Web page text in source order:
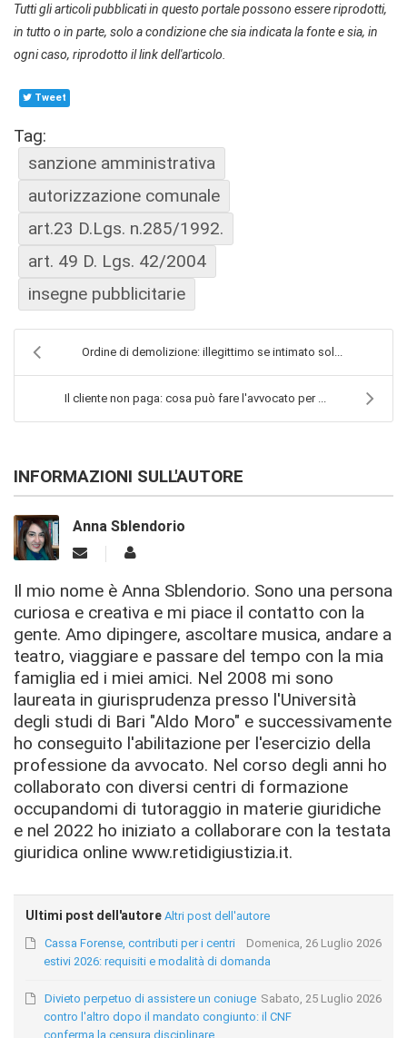
Tutti gli articoli pubblicati in questo portale possono essere riprodotti,
in tutto o in parte, solo a condizione che sia indicata la fonte e sia, in
ogni caso, riprodotto il link dell'articolo.
Tweet
Tag:
sanzione amministrativa
autorizzazione comunale
art.23 D.Lgs. n.285/1992.
art. 49 D. Lgs. 42/2004
insegne pubblicitarie
Ordine di demolizione: illegittimo se intimato sol...
Il cliente non paga: cosa può fare l'avvocato per ...
INFORMAZIONI SULL'AUTORE
Anna Sblendorio
Il mio nome è Anna Sblendorio. Sono una persona
curiosa e creativa e mi piace il contatto con la
gente. Amo dipingere, ascoltare musica, andare a
teatro, viaggiare e passare del tempo con la mia
famiglia ed i miei amici. Nel 2008 mi sono
laureata in giurisprudenza presso l'Università
degli studi di Bari "Aldo Moro" e successivamente
ho conseguito l'abilitazione per l'esercizio della
professione da avvocato. Nel corso degli anni ho
collaborato con diversi centri di formazione
occupandomi di tutoraggio in materie giuridiche
e nel 2022 ho iniziato a collaborare con la testata
giuridica online www.retidigiustizia.it.
Ultimi post dell'autore Altri post dell'autore
Domenica, 26 Luglio 2026
Cassa Forense, contributi per i centri
estivi 2026: requisiti e modalità di domanda
Sabato, 25 Luglio 2026
Divieto perpetuo di assistere un coniuge
contro l'altro dopo il mandato congiunto: il CNF
conferma la censura disciplinare